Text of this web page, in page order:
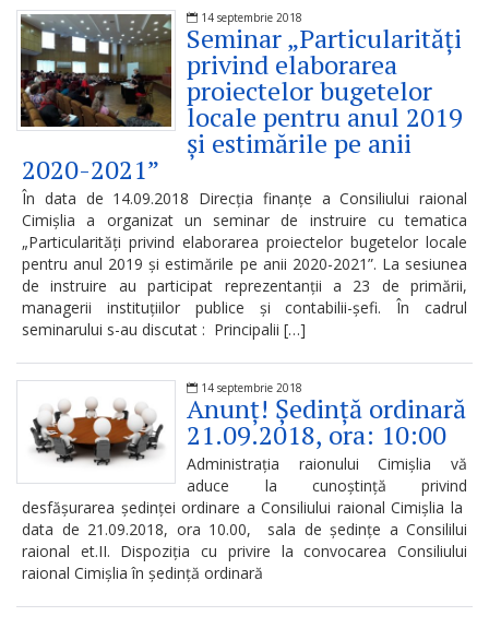
Rapoarte
Transparență
financiară
Transparența
salarizării
Persoana
responsabilă
de
procesul
decizional
Colaborarea
cu
societatea
civilă
în
14 septembrie 2018
Seminar „Particularități
privind elaborarea
proiectelor bugetelor
locale pentru anul 2019
și estimările pe anii
2020-2021”
În data de 14.09.2018 Direcția finanțe a Consiliului raional
Cimișlia a organizat un seminar de instruire cu tematica
„Particularități privind elaborarea proiectelor bugetelor locale
pentru anul 2019 și estimările pe anii 2020-2021”. La sesiunea
de instruire au participat reprezentanții a 23 de primării,
managerii instituțiilor publice și contabilii-șefi. În cadrul
seminarului s-au discutat : Principalii […]
14 septembrie 2018
Anunț! Ședință ordinară
21.09.2018, ora: 10:00
Administrația raionului Cimișlia vă
aduce la cunoștință privind
desfășurarea ședinței ordinare a Consiliului raional Cimișlia la
data de 21.09.2018, ora 10.00, sala de ședințe a Consililui
raional et.II. Dispoziția cu privire la convocarea Consiliului
raional Cimișlia în ședință ordinară